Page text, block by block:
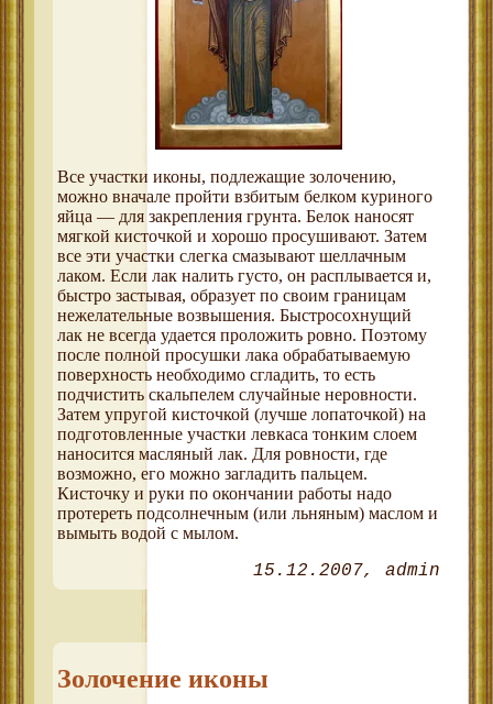
Все участки иконы, подлежащие золочению,
можно вначале пройти взбитым белком куриного
яйца — для закрепления грунта. Белок наносят
мягкой кисточкой и хорошо просушивают. Затем
все эти участки слегка смазывают шеллачным
лаком. Если лак налить густо, он расплывается и,
быстро застывая, образует по своим границам
нежелательные возвышения. Быстросохнущий
лак не всегда удается проложить ровно. Поэтому
после полной просушки лака обрабатываемую
поверхность необходимо сгладить, то есть
подчистить скальпелем случайные неровности.
Затем упругой кисточкой (лучше лопаточкой) на
подготовленные участки левкаса тонким слоем
наносится масляный лак. Для ровности, где
возможно, его можно загладить пальцем.
Кисточку и руки по окончании работы надо
протереть подсолнечным (или льняным) маслом и
вымыть водой с мылом.
15.12.2007 admin
Золочение иконы